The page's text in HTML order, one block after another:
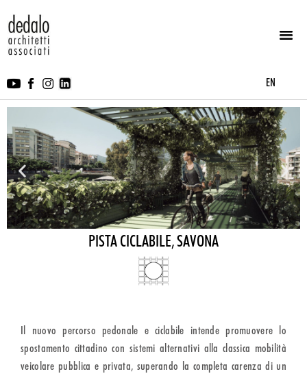
EN
PISTA CICLABILE, SAVONA
Il nuovo percorso pedonale e ciclabile intende promuovere lo
spostamento cittadino con sistemi alternativi alla classica mobilità
veicolare pubblica e privata, superando la completa carenza di un